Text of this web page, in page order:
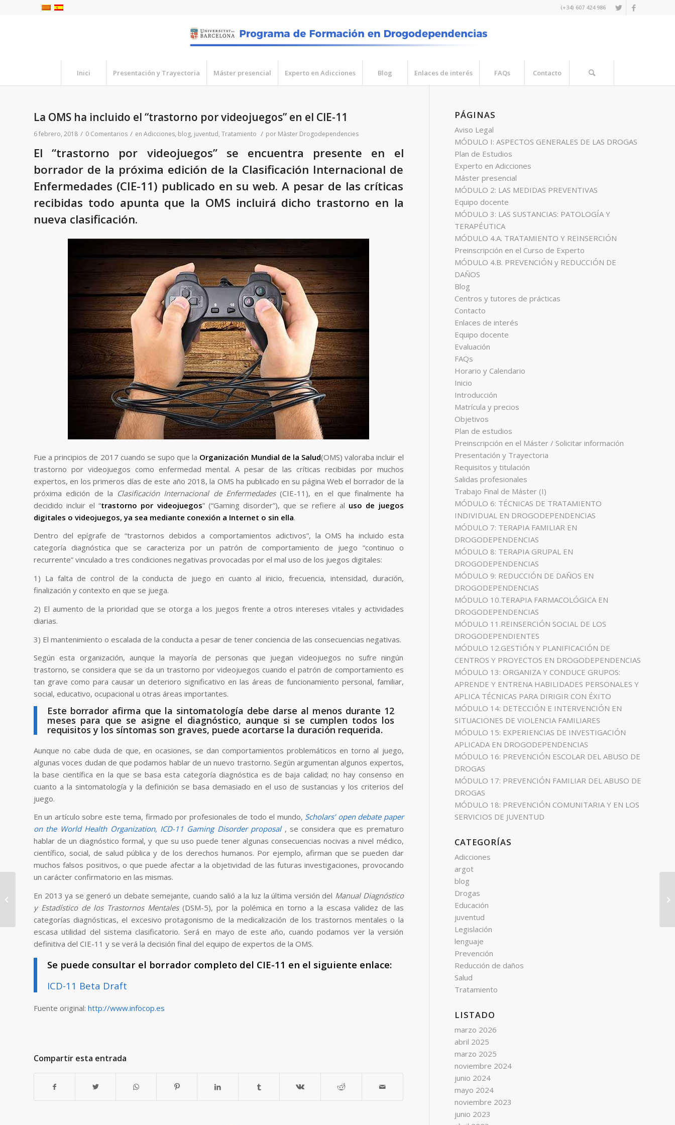
(+34) 607 424 986
Inici Presentación y Trayectoria Máster presencial Experto en Adicciones Blog Enlaces de interés FAQs Contacto
La OMS ha incluido el “trastorno por videojuegos” en el CIE-11
6 febrero, 2018 / 0 Comentarios / en Adicciones, blog, juventud, Tratamiento / por Màster Drogodependencies
El “trastorno por videojuegos” se encuentra presente en el
borrador de la próxima edición de la Clasificación Internacional de
Enfermedades (CIE-11) publicado en su web. A pesar de las críticas
recibidas todo apunta que la OMS incluirá dicho trastorno en la
nueva clasificación.
Fue a principios de 2017 cuando se supo que la Organización Mundial de la Salud(OMS) valoraba incluir el
trastorno por videojuegos como enfermedad mental. A pesar de las críticas recibidas por muchos
expertos, en los primeros días de este año 2018, la OMS ha publicado en su página Web el borrador de la
próxima edición de la Clasificación Internacional de Enfermedades(CIE-11), en el que finalmente ha
decidido incluir el “trastorno por videojuegos” (“Gaming disorder”), que se refiere al uso de juegos
digitales o videojuegos, ya sea mediante conexión a Internet o sin ella.
Dentro del epígrafe de “trastornos debidos a comportamientos adictivos”, la OMS ha incluido esta
categoría diagnóstica que se caracteriza por un patrón de comportamiento de juego “continuo o
recurrente” vinculado a tres condiciones negativas provocadas por el mal uso de los juegos digitales:
1) La falta de control de la conducta de juego en cuanto al inicio, frecuencia, intensidad, duración,
finalización y contexto en que se juega.
2) El aumento de la prioridad que se otorga a los juegos frente a otros intereses vitales y actividades
diarias.
3) El mantenimiento o escalada de la conducta a pesar de tener conciencia de las consecuencias negativas.
Según esta organización, aunque la mayoría de personas que juegan videojuegos no sufre ningún
trastorno, se considera que se da un trastorno por videojuegos cuando el patrón de comportamiento es
tan grave como para causar un deterioro significativo en las áreas de funcionamiento personal, familiar,
social, educativo, ocupacional u otras áreas importantes.
Este borrador afirma que la sintomatología debe darse al menos durante 12
meses para que se asigne el diagnóstico, aunque si se cumplen todos los
requisitos y los síntomas son graves, puede acortarse la duración requerida.
Aunque no cabe duda de que, en ocasiones, se dan comportamientos problemáticos en torno al juego,
algunas voces dudan de que podamos hablar de un nuevo trastorno. Según argumentan algunos expertos,
la base científica en la que se basa esta categoría diagnóstica es de baja calidad; no hay consenso en
cuanto a la sintomatología y la definición se basa demasiado en el uso de sustancias y los criterios del
juego.
En un artículo sobre este tema, firmado por profesionales de todo el mundo, Scholars’ open debate paper
on the World Health Organization, ICD-11 Gaming Disorder proposal , se considera que es prematuro
hablar de un diagnóstico formal, y que su uso puede tener algunas consecuencias nocivas a nivel médico,
científico, social, de salud pública y de los derechos humanos. Por ejemplo, afirman que se pueden dar
muchos falsos positivos, o que puede afectar a la objetividad de las futuras investigaciones, provocando
un carácter confirmatorio en las mismas.
En 2013 ya se generó un debate semejante, cuando salió a la luz la última versión del Manual Diagnóstico
y Estadístico de los Trastornos Mentales(DSM-5), por la polémica en torno a la escasa validez de las
categorías diagnósticas, el excesivo protagonismo de la medicalización de los trastornos mentales o la
escasa utilidad del sistema clasificatorio. Será en mayo de este año, cuando podamos ver la versión
definitiva del CIE-11 y se verá la decisión final del equipo de expertos de la OMS.
Se puede consultar el borrador completo del CIE-11 en el siguiente enlace:
ICD-11 Beta Draft
Fuente original: http://www.infocop.es
Compartir esta entrada
PÁGINAS
Aviso Legal
MÓDULO I: ASPECTOS GENERALES DE LAS DROGAS
Plan de Estudios
Experto en Adicciones
Máster presencial
MÓDULO 2: LAS MEDIDAS PREVENTIVAS
Equipo docente
MÓDULO 3: LAS SUSTANCIAS: PATOLOGÍA Y
TERAPÉUTICA
MÓDULO 4.A. TRATAMIENTO Y REINSERCIÓN
Preinscripción en el Curso de Experto
MÓDULO 4.B. PREVENCIÓN y REDUCCIÓN DE
DAÑOS
Blog
Centros y tutores de prácticas
Contacto
Enlaces de interés
Equipo docente
Evaluación
FAQs
Horario y Calendario
Inicio
Introducción
Matrícula y precios
Objetivos
Plan de estudios
Preinscripción en el Máster / Solicitar información
Presentación y Trayectoria
Requisitos y titulación
Salidas profesionales
Trabajo Final de Máster (I)
MÓDULO 6: TÉCNICAS DE TRATAMIENTO
INDIVIDUAL EN DROGODEPENDENCIAS
MÓDULO 7: TERAPIA FAMILIAR EN
DROGODEPENDENCIAS
MÓDULO 8: TERAPIA GRUPAL EN
DROGODEPENDENCIAS
MÓDULO 9: REDUCCIÓN DE DAÑOS EN
DROGODEPENDENCIAS
MÓDULO 10.TERAPIA FARMACOLÓGICA EN
DROGODEPENDENCIAS
MÓDULO 11.REINSERCIÓN SOCIAL DE LOS
DROGODEPENDIENTES
MÓDULO 12.GESTIÓN Y PLANIFICACIÓN DE
CENTROS Y PROYECTOS EN DROGODEPENDENCIAS
MÓDULO 13: ORGANIZA Y CONDUCE GRUPOS:
APRENDE Y ENTRENA HABILIDADES PERSONALES Y
APLICA TÉCNICAS PARA DIRIGIR CON ÉXITO
MÓDULO 14: DETECCIÓN E INTERVENCIÓN EN
SITUACIONES DE VIOLENCIA FAMILIARES
MÓDULO 15: EXPERIENCIAS DE INVESTIGACIÓN
APLICADA EN DROGODEPENDENCIAS
MÓDULO 16: PREVENCIÓN ESCOLAR DEL ABUSO DE
DROGAS
MÓDULO 17: PREVENCIÓN FAMILIAR DEL ABUSO DE
DROGAS
MÓDULO 18: PREVENCIÓN COMUNITARIA Y EN LOS
SERVICIOS DE JUVENTUD
CATEGORÍAS
Adicciones
argot
blog
Drogas
Educación
juventud
Legislación
lenguaje
Prevención
Reducción de daños
Salud
Tratamiento
LISTADO
marzo 2026
abril 2025
marzo 2025
noviembre 2024
junio 2024
mayo 2024
noviembre 2023
junio 2023
de la percepción de
las drogas: ¿Cómo
contrarrestar los...